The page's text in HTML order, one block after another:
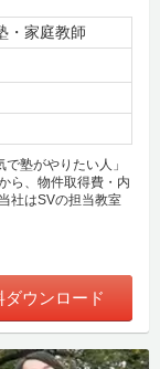
・家庭教師
塾がやりたい人」
ら、物件取得費・内
社はSVの担当教室
ダウンロード